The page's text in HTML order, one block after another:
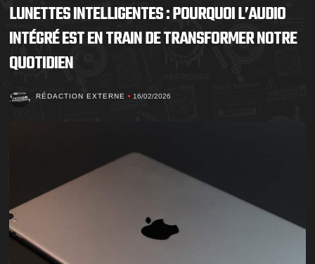
LUNETTES INTELLIGENTES : POURQUOI L’AUDIO
INTÉGRÉ EST EN TRAIN DE TRANSFORMER NOTRE
QUOTIDIEN
RÉDACTION EXTERNE 16/02/2026